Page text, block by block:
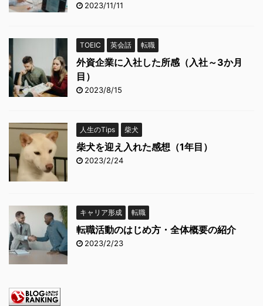
2023/11/11
TOEIC 英会話 転職
外資企業に入社した所感（入社～3か月
目）
2023/8/15
人生のTips 柴犬
柴犬を迎え入れた感想（1年目）
2023/2/24
キャリア形成 転職
転職活動のはじめ方・全体概要の紹介
2023/2/23